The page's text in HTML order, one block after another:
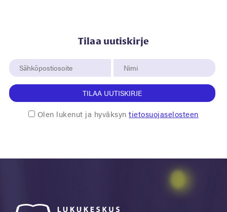
Tilaa uutiskirje
TILAA UUTISKIRJE
Olen lukenut ja hyväksyntietosuojaselosteen